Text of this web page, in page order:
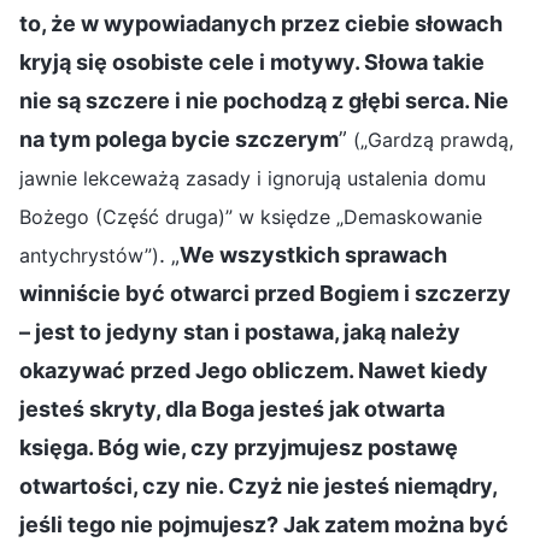
to, że w wypowiadanych przez ciebie słowach
kryją się osobiste cele i motywy. Słowa takie
nie są szczere i nie pochodzą z głębi serca. Nie
na tym polega bycie szczerym” („Gardzą prawdą,
jawnie lekceważą zasady i ignorują ustalenia domu
Bożego (Część druga)” w księdze „Demaskowanie
antychrystów”). „We wszystkich sprawach
winniście być otwarci przed Bogiem i szczerzy
– jest to jedyny stan i postawa, jaką należy
okazywać przed Jego obliczem. Nawet kiedy
jesteś skryty, dla Boga jesteś jak otwarta
księga. Bóg wie, czy przyjmujesz postawę
otwartości, czy nie. Czyż nie jesteś niemądry,
jeśli tego nie pojmujesz? Jak zatem można być